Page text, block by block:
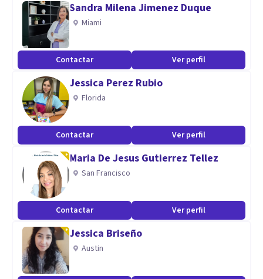
Aptitudes
Tengo formación y experiencia en trastornos del
aprendizaje, de la vejez, cuidados paliativos así como
trastornos del estado de ánimo.
Sandra Milena Jimenez Duque
Miami
Contactar Ver perfil
Jessica Perez Rubio
Florida
Contactar Ver perfil
Maria De Jesus Gutierrez Tellez
San Francisco
Contactar Ver perfil
Jessica Briseño
Austin